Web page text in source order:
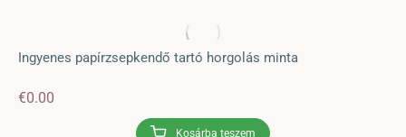
Ingyenes papírzsepkendő tartó horgolás minta
€0.00
Kosárba teszem